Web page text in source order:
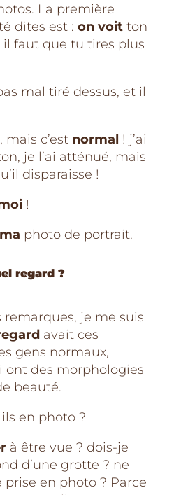
La première
dites est : on voitton
faut que tu tires plus
mal tiré dessus, et il
c’est normal ! j’ai
je l’ai atténué, mais
disparaisse !
!
ma photo de portrait.
regard ?
remarques, je me suis
avait ces
gens normaux,
ont des morphologies
beauté.
en photo ?
à être vue ? dois-je
d’une grotte ? ne
prise en photo ? Parce